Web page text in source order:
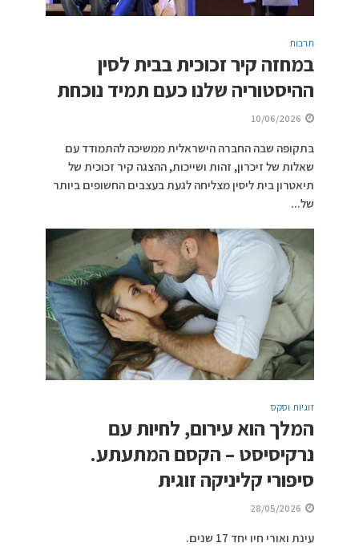
תרבות
במחזה קיר זכוכית בבית לסין
ההיסטוריה שלנו כעם תמיד נוכחת
10/06/2026
בתקופה שבה החברה הישראלית ממשיכה להתמודד עם
שאלות של זיכרון, זהות ושייכות, ההצגה קיר זכוכית של
תיאטרון בית ליסין מצליחה לגעת בעצבים החשופים ביותר
של...
זוגיות וסקס
המלך הוא עירום, לחיות עם
נרקיסיסט – הקסם המתעתע.
סיפורי קליניקה זוגית
28/05/2026
עינת ואורי חיו יחד 17 שנים.